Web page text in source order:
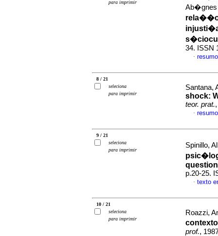
para imprimir
Ab�gnes
rela��o
34. ISSN
·
8 / 21
seleciona
para imprimir
Santana,
shock:
teor. prat.
·
9 / 21
seleciona
para imprimir
Spinillo,
p.20-25.
· texto
10 / 21
seleciona
para imprimir
Roazzi,
prof.,